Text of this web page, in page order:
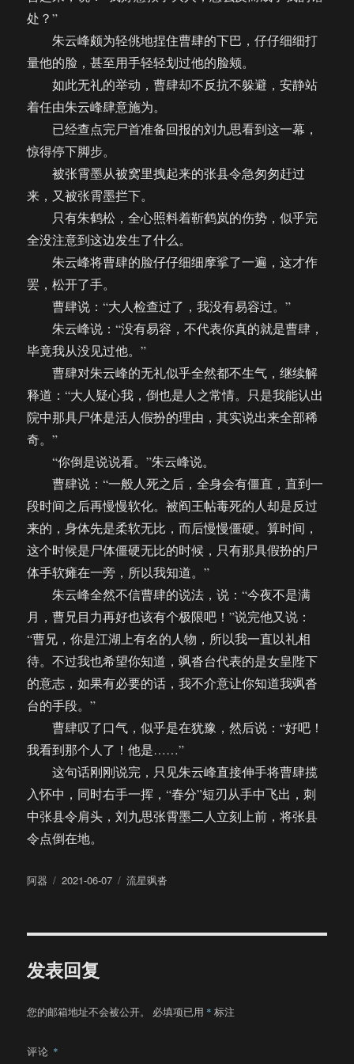
处？”
朱云峰颇为轻佻地捏住曹肆的下巴，仔仔细细打
量他的脸，甚至用手轻轻划过他的脸颊。
如此无礼的举动，曹肆却不反抗不躲避，安静站
着任由朱云峰肆意施为。
已经查点完尸首准备回报的刘九思看到这一幕，
惊得停下脚步。
被张霄墨从被窝里拽起来的张县令急匆匆赶过
来，又被张霄墨拦下。
只有朱鹤松，全心照料着靳鹤岚的伤势，似乎完
全没注意到这边发生了什么。
朱云峰将曹肆的脸仔仔细细摩挲了一遍，这才作
罢，松开了手。
曹肆说：“大人检查过了，我没有易容过。”
朱云峰说：“没有易容，不代表你真的就是曹肆，
毕竟我从没见过他。”
曹肆对朱云峰的无礼似乎全然都不生气，继续解
释道：“大人疑心我，倒也是人之常情。只是我能认出
院中那具尸体是活人假扮的理由，其实说出来全部稀
奇。”
“你倒是说说看。”朱云峰说。
曹肆说：“一般人死之后，全身会有僵直，直到一
段时间之后再慢慢软化。被阎王帖毒死的人却是反过
来的，身体先是柔软无比，而后慢慢僵硬。算时间，
这个时候是尸体僵硬无比的时候，只有那具假扮的尸
体手软瘫在一旁，所以我知道。”
朱云峰全然不信曹肆的说法，说：“今夜不是满
月，曹兄目力再好也该有个极限吧！”说完他又说：
“曹兄，你是江湖上有名的人物，所以我一直以礼相
待。不过我也希望你知道，飒沓台代表的是女皇陛下
的意志，如果有必要的话，我不介意让你知道我飒沓
台的手段。”
曹肆叹了口气，似乎是在犹豫，然后说：“好吧！
我看到那个人了！他是……”
这句话刚刚说完，只见朱云峰直接伸手将曹肆揽
入怀中，同时右手一挥，“春分”短刃从手中飞出，刺
中张县令肩头，刘九思张霄墨二人立刻上前，将张县
令点倒在地。
作
阿器
发
2021-06-07
分
流星飒沓
发表回复
您的邮箱地址不会被公开。 必填项已用 * 标注
评论 *